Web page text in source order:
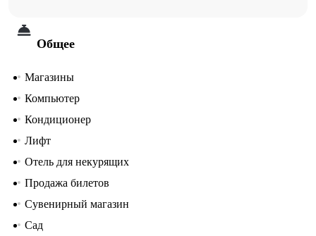
Общее
Магазины
Компьютер
Кондиционер
Лифт
Отель для некурящих
Продажа билетов
Сувенирный магазин
Сад